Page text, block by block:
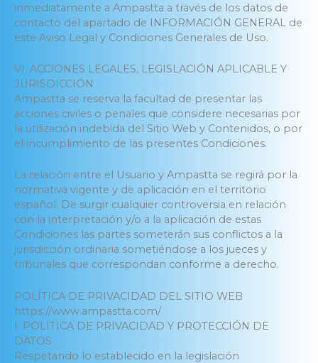
inmediatamente a Ampastta a través de los datos de
contacto del apartado de INFORMACIÓN GENERAL de
este Aviso Legal y Condiciones Generales de Uso.
VI. ACCIONES LEGALES, LEGISLACIÓN APLICABLE Y
JURISDICCIÓN
Ampastta se reserva la facultad de presentar las
acciones civiles o penales que considere necesarias por
la utilización indebida del Sitio Web y Contenidos, o por
el incumplimiento de las presentes Condiciones.
La relación entre el Usuario y Ampastta se regirá por la
normativa vigente y de aplicación en el territorio
español. De surgir cualquier controversia en relación
con la interpretación y/o a la aplicación de estas
Condiciones las partes someterán sus conflictos a la
jurisdicción ordinaria sometiéndose a los jueces y
tribunales que correspondan conforme a derecho.
POLÍTICA DE PRIVACIDAD DEL SITIO WEB
https://www.ampastta.com/
I. POLÍTICA DE PRIVACIDAD Y PROTECCIÓN DE
DATOS
Respetando lo establecido en la legislación